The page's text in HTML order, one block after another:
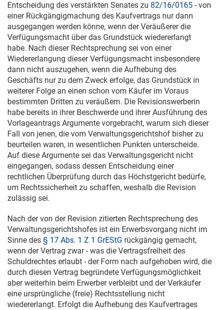
Entscheidung des verstärkten Senates zu 82/16/0165 - von
einer Rückgängigmachung des Kaufvertrags nur dann
ausgegangen werden könne, wenn der Veräußerer die
Verfügungsmacht über das Grundstück wiedererlangt
habe. Nach dieser Rechtsprechung sei von einer
Wiedererlangung dieser Verfügungsmacht insbesondere
dann nicht auszugehen, wenn die Aufhebung des
Geschäfts nur zu dem Zweck erfolge, das Grundstück in
weiterer Folge an einen schon vom Käufer im Voraus
bestimmten Dritten zu veräußern. Die Revisionswerberin
habe bereits in ihrer Beschwerde und ihrer Ausführung des
Vorlageantrags Argumente vorgebracht, warum sich dieser
Fall von jenen, die vom Verwaltungsgerichtshof bisher zu
beurteilen waren, in wesentlichen Punkten unterscheide.
Auf diese Argumente sei das Verwaltungsgericht nicht
eingegangen, sodass dessen Entscheidung einer
rechtlichen Überprüfung durch das Höchstgericht bedürfe,
um Rechtssicherheit zu schaffen, weshalb die Revision
zulässig sei.
Nach der von der Revision zitierten Rechtsprechung des
Verwaltungsgerichtshofes ist ein Erwerbsvorgang nicht im
Sinne des § 17 Abs. 1 Z 1 GrEStG rückgängig gemacht,
wenn der Vertrag zwar - was die Vertragsfreiheit des
Schuldrechtes erlaubt - der Form nach aufgehoben wird, die
durch diesen Vertrag begründete Verfügungsmöglichkeit
aber weiterhin beim Erwerber verbleibt und der Verkäufer
eine ursprüngliche (freie) Rechtsstellung nicht
wiedererlangt. Erfolgt die Aufhebung des Kaufvertrages